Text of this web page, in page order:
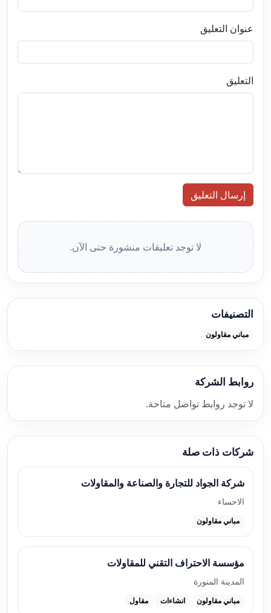
عنوان التعليق
التعليق
إرسال التعليق
لا توجد تعليقات منشورة حتى الآن.
التصنيفات
مباني مقاولون
روابط الشركة
لا توجد روابط تواصل متاحة.
شركات ذات صلة
شركة الجواد للتجارة والصناعة والمقاولات
الاحساء
مباني مقاولون
مؤسسة الاحتراف التقني للمقاولات
المدينة المنورة
مباني مقاولون انشاءات مقاول